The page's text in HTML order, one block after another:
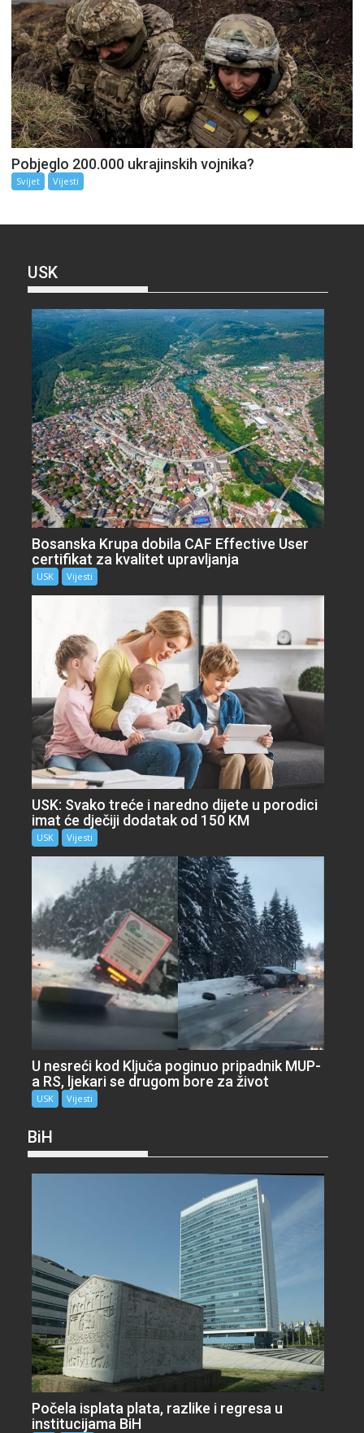
Pobjeglo 200.000 ukrajinskih vojnika?
Svijet Vijesti
USK
Bosanska Krupa dobila CAF Effective User
certifikat za kvalitet upravljanja
USK Vijesti
USK: Svako treće i naredno dijete u porodici
imat će dječiji dodatak od 150 KM
USK Vijesti
U nesreći kod Ključa poginuo pripadnik MUP-
a RS, ljekari se drugom bore za život
USK Vijesti
BiH
Počela isplata plata, razlike i regresa u
institucijama BiH